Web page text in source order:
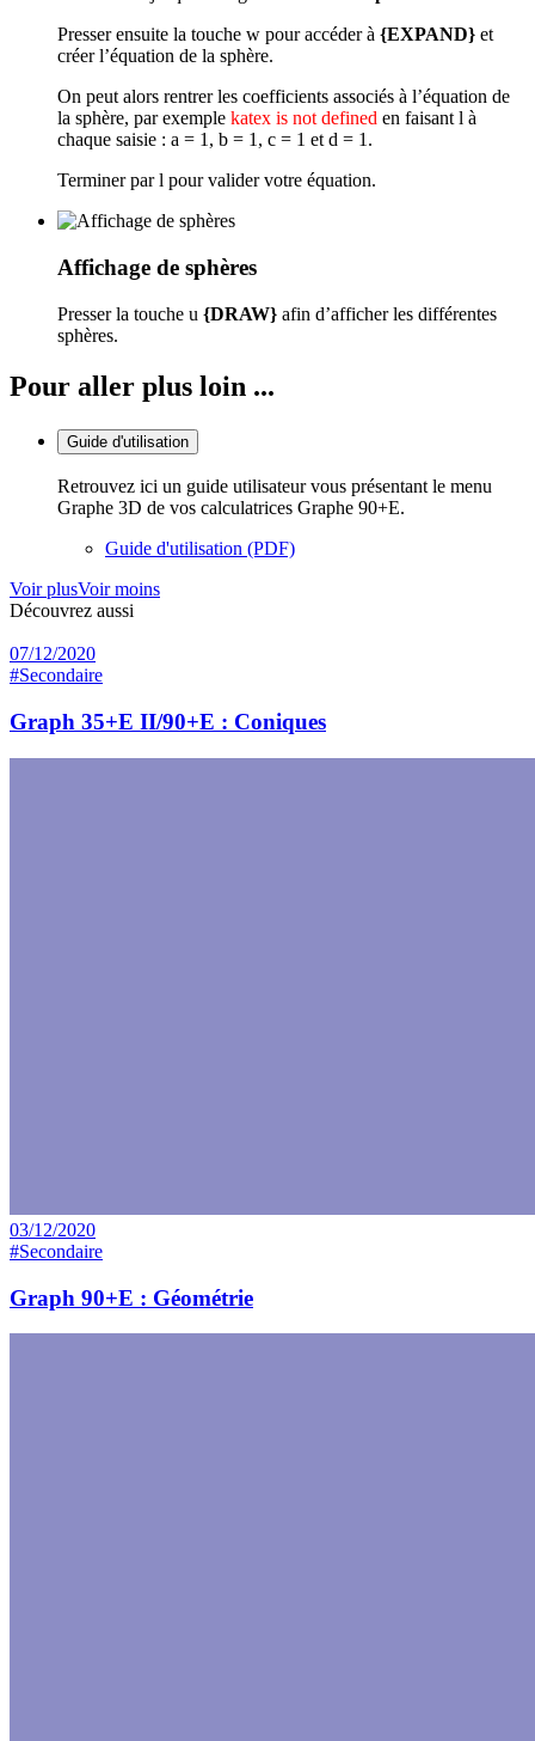
Presser ensuite la touche w pour accéder à {EXPAND} et
créer l’équation de la sphère.
On peut alors rentrer les coefficients associés à l’équation de
la sphère, par exemple katex is not defined en faisant l à
chaque saisie : a = 1, b = 1, c = 1 et d = 1.
Terminer parl pour valider votre équation.
Affichage de sphères
Presser la touche u {DRAW} afin d’afficher les différentes
sphères.
Pour aller plus loin ...
Guide d'utilisation
Retrouvez ici un guide utilisateur vous présentant le menu
Graphe 3D de vos calculatrices Graphe 90+E.
Guide d'utilisation (PDF)
Voir plusVoir moins
Découvrez aussi
07/12/2020
#Secondaire
Graph 35+E II/90+E : Coniques
03/12/2020
#Secondaire
Graph 90+E : Géométrie